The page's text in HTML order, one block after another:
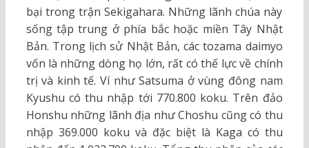
bại trong trận Sekigahara. Những lãnh chúa này
sống tập trung ở phía bắc hoặc miền Tây Nhật
Bản. Trong lịch sử Nhật Bản, các tozama daimyo
vốn là những dòng họ lớn, rất có thế lực về chính
trị và kinh tế. Ví như Satsuma ở vùng đông nam
Kyushu có thu nhập tới 770.800 koku. Trên đảo
Honshu những lãnh địa như Choshu cũng có thu
nhập 369.000 koku và đặc biệt là Kaga có thu